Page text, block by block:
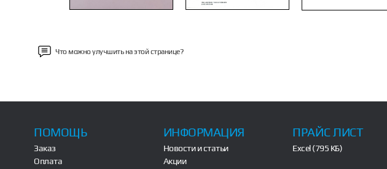
Что можно улучшить на этой странице?
ПОМОЩЬ
Заказ
Оплата
ИНФОРМАЦИЯ
Новости и статьи
Акции
ПРАЙС ЛИСТ
Excel (795 КБ)